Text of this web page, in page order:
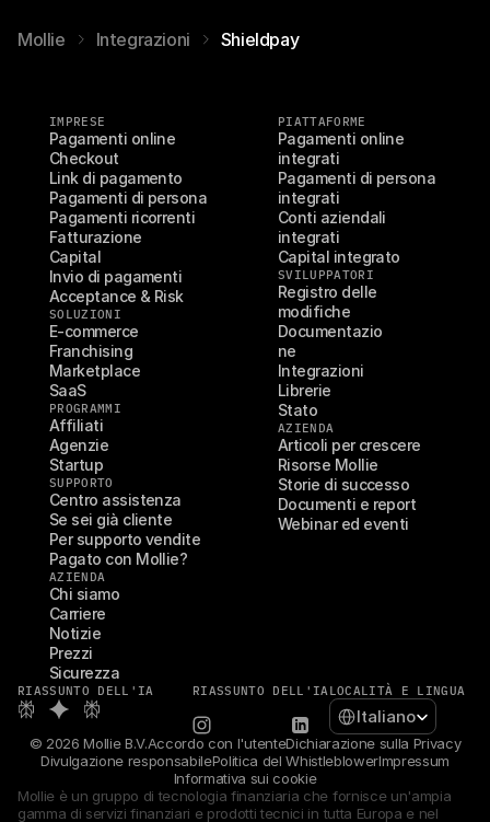
Mollie Integrazioni Shieldpay
IMPRESE
Pagamenti online
Checkout
Link di pagamento
Pagamenti di persona
Pagamenti ricorrenti
Fatturazione
Capital
Invio di pagamenti
Acceptance & Risk
SOLUZIONI
E-commerce
Franchising
Marketplace
SaaS
PROGRAMMI
Affiliati
Agenzie
Startup
SUPPORTO
Centro assistenza
Se sei già cliente
Per supporto vendite
Pagato con Mollie?
AZIENDA
Chi siamo
Carriere
Notizie
Prezzi
Sicurezza
PIATTAFORME
Pagamenti online
integrati
Pagamenti di persona
integrati
Conti aziendali
integrati
Capital integrato
SVILUPPATORI
Registro delle
modifiche
Documentazio
ne
Integrazioni
Librerie
Stato
AZIENDA
Articoli per crescere
Risorse Mollie
Storie di successo
Documenti e report
Webinar ed eventi
RIASSUNTO DELL'IA RIASSUNTO DELL'IALOCALITÀ E LINGUA
Select Language
Italiano
© 2026 Mollie B.V.Accordo con l'utenteDichiarazione sulla Privacy
Divulgazione responsabilePolitica del WhistleblowerImpressum
Informativa sui cookie
Mollie è un gruppo di tecnologia finanziaria che fornisce un'ampia
gamma di servizi finanziari e prodotti tecnici in tutta Europa e nel